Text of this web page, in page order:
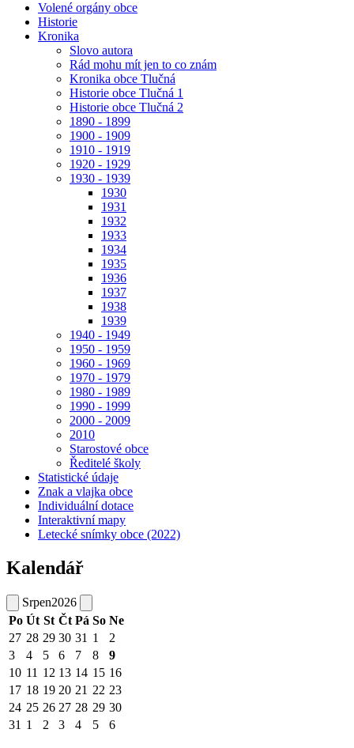
Volené orgány obce
Historie
Kronika
Slovo autora
Rád mohu mít jen to co znám
Kronika obce Tlučná
Historie obce Tlučná 1
Historie obce Tlučná 2
1890 - 1899
1900 - 1909
1910 - 1919
1920 - 1929
1930 - 1939
1930
1931
1932
1933
1934
1935
1936
1937
1938
1939
1940 - 1949
1950 - 1959
1960 - 1969
1970 - 1979
1980 - 1989
1990 - 1999
2000 - 2009
2010
Starostové obce
Ředitelé školy
Statistické údaje
Znak a vlajka obce
Individuální dotace
Interaktivní mapy
Letecké snímky obce (2022)
Kalendář
Srpen2026
Po Út St Čt Pá So Ne
27 28 29 30 31 1
2
3
4 5 6 7 8
9
10 11 12 13 14 15 16
17 18 19 20 21 22 23
24 25 26 27 28 29 30
31 1 2 3 4 5 6